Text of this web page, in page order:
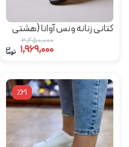
کتانی زنانه ونس آوانا (هشتی
2,450,000
1,969,000
٪21